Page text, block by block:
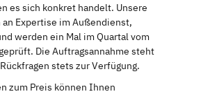
es sich konkret handelt. Unsere
Expertise im Außendienst,
werden ein Mal im Quartal vom
Die Auftragsannahme steht
stets zur Verfügung.
zum Preis können Ihnen